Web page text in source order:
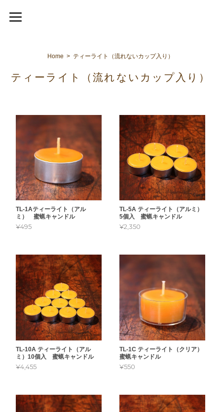
Home ティーライト（流れないカップ入り）
ティーライト（流れないカップ入り）
TL-1Aティーライト（アル
ミ） 蜜蝋キャンドル
¥495
TL-5A ティーライト（アルミ）
5個入 蜜蝋キャンドル
¥2,350
TL-10A ティーライト（アル
ミ）10個入 蜜蝋キャンドル
¥4,455
TL-1C ティーライト（クリア）
蜜蝋キャンドル
¥550